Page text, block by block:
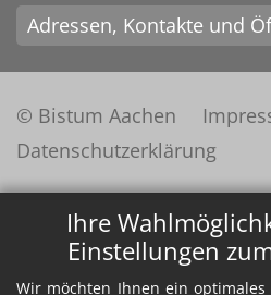
Ihre
Einstellungen
Wir möchten Ihnen ein
Adressen, Kontakte und
© Bistum Aachen
Datenschutzerklärung